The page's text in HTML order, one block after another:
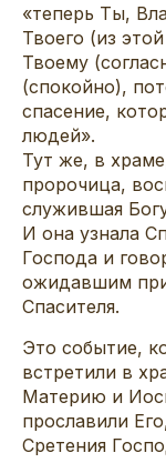
«теперь Ты,
Твоего (из
Твоему
(спокойно),
спасение,
людей».
Тут же, в
пророчица,
служившая
И она узнала
Господа и
ожидавшим
Спасителя.
Это событие,
встретили в
Материю и
прославили
Сретения